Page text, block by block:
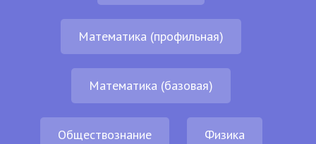
Математика (профильная)
Математика (базовая)
Обществознание Физика